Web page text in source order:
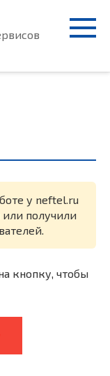
у neftel.ru
получили
кнопку, чтобы